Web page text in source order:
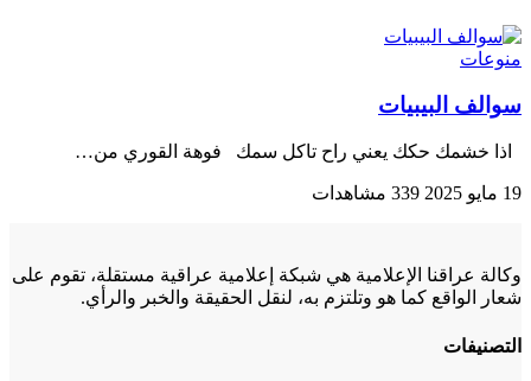
منوعات
سوالف البيبيات
اذا خشمك حكك يعني راح تاكل سمك فوهة القوري من…
19 مايو 2025 339 مشاهدات
وكالة عراقنا الإعلامية هي شبكة إعلامية عراقية مستقلة، تقوم على
شعار الواقع كما هو وتلتزم به، لنقل الحقيقة والخبر والرأي.
التصنيفات